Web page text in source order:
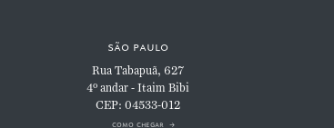
são paulo
Rua Tabapuã, 627
4º andar - Itaim Bibi
CEP: 04533-012
como chegar